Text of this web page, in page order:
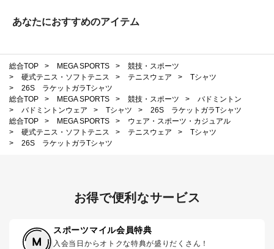
あなたにおすすめのアイテム
総合TOP > MEGA SPORTS >
競技・スポーツ
>
硬式テニス・ソフトテニス > テニスウェア >
Tシャツ
>
26S ラケットガラTシャツ
総合TOP
> MEGA SPORTS > 競技・スポーツ >
バドミントン
>
バドミントンウェア > Tシャツ >
26S ラケットガラTシャツ
総合TOP
> MEGA SPORTS >
ウェア・スポーツ・カジュアル
>
硬式テニス・ソフトテニス > テニスウェア >
Tシャツ
>
26S ラケットガラTシャツ
お得で便利なサービス
スポーツマイル会員特典
入会当日からオトクな特典が盛りだくさん！